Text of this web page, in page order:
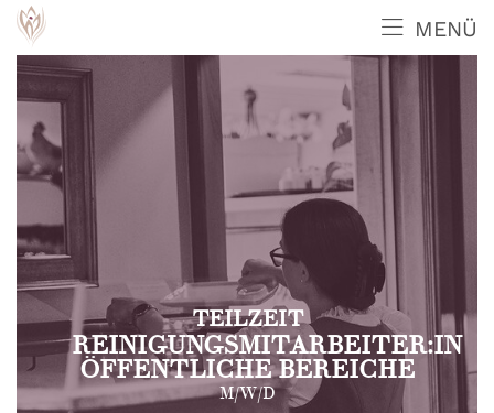
MENÜ
TEILZEIT
REINIGUNGSMITARBEITER:IN
ÖFFENTLICHE BEREICHE
M/W/D